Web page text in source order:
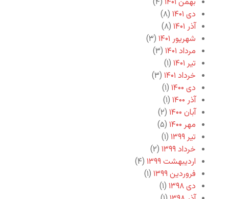
دی ۱۴۰۱
(۸)
آذر ۱۴۰۱
(۸)
شهریور ۱۴۰۱
(۳)
مرداد ۱۴۰۱
(۳)
تیر ۱۴۰۱
(۱)
خرداد ۱۴۰۱
(۳)
دی ۱۴۰۰
(۱)
آذر ۱۴۰۰
(۱)
آبان ۱۴۰۰
(۲)
مهر ۱۴۰۰
(۵)
تیر ۱۳۹۹
(۱)
خرداد ۱۳۹۹
(۲)
اردیبهشت ۱۳۹۹
(۴)
فروردین ۱۳۹۹
(۱)
دی ۱۳۹۸
(۱)